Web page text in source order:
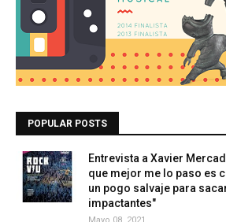
POPULAR POSTS
Entrevista a Xavier
que mejor me lo paso es
un pogo salvaje para
impactantes"